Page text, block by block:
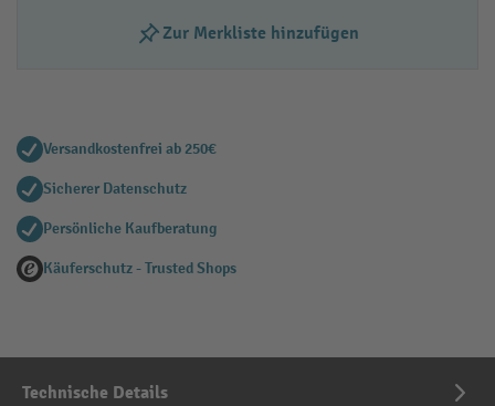
Zur Merkliste hinzufügen
Versandkostenfrei ab 250€
Sicherer Datenschutz
Persönliche Kaufberatung
Käuferschutz - Trusted Shops
Technische Details